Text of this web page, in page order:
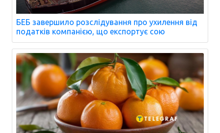
БЕБ завершило розслідування про ухилення від
податків компанією, що експортує сою